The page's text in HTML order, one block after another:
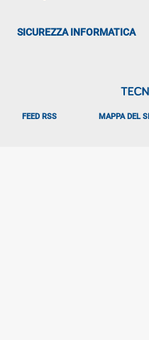
SICUREZZA INFORMATICA
FEED RSS MAPPA DEL